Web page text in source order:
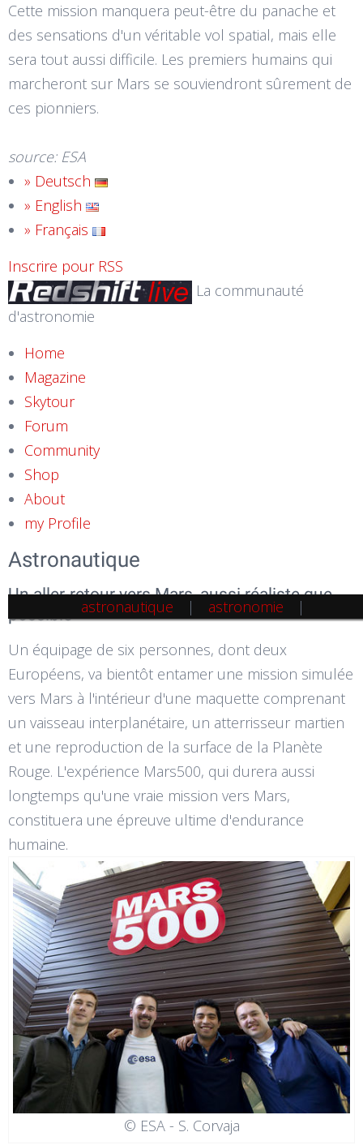
Cette mission manquera peut-être du panache et
des sensations d'un véritable vol spatial, mais elle
sera tout aussi difficile. Les premiers humains qui
marcheront sur Mars se souviendront sûrement de
ces pionniers.
source: ESA
» Deutsch
» English
» Français
Inscrire pour RSS
La communauté
d'astronomie
Home
Magazine
Skytour
Forum
Community
Shop
About
my Profile
astronautique astronomie
Astronautique
Un aller-retour vers Mars, aussi réaliste que
possible
Un équipage de six personnes, dont deux
Européens, va bientôt entamer une mission simulée
vers Mars à l'intérieur d'une maquette comprenant
un vaisseau interplanétaire, un atterrisseur martien
et une reproduction de la surface de la Planète
Rouge. L'expérience Mars500, qui durera aussi
longtemps qu'une vraie mission vers Mars,
constituera une épreuve ultime d'endurance
humaine.
© ESA - S. Corvaja